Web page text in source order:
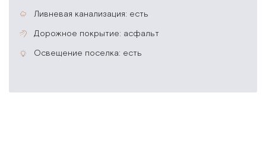
ливневая канализация: есть
дорожное покрытие: асфальт
освещение поселка: есть